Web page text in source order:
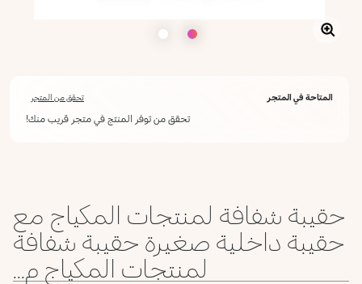
المتاحة في المتجر تحقق من المتجر
تحقق من توفر المنتج في متجر قريب منك!
حقيبة شفافة لمنتجات المكياج مع
حقيبة داخلية صغيرة حقيبة شفافة
لمنتجات المكياج م...